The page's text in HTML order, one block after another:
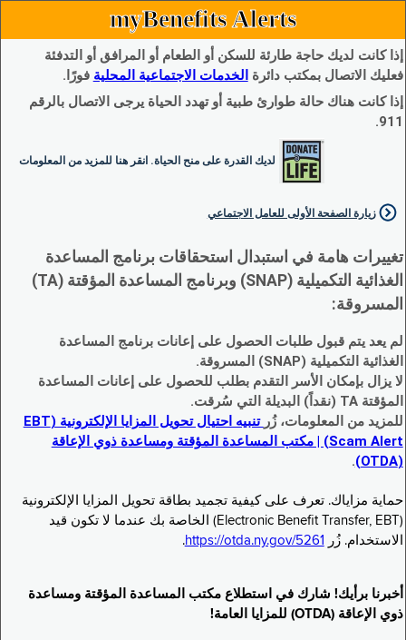
myBenefits Alerts
إذا كانت لديك حاجة طارئة للسكن أو الطعام أو المرافق أو التدفئة
فعليك الاتصال بمكتب دائرة الخدمات الاجتماعية المحلية فورًا.
إذا كانت هناك حالة طوارئ طبية أو تهدد الحياة يرجى الاتصال بالرقم
911.
لديك القدرة على منح الحياة. انقر هنا للمزيد من المعلومات
زيارة الصفحة الأولى للعامل الاجتماعي
تغييرات هامة في استبدال استحقاقات برنامج المساعدة
الغذائية التكميلية (SNAP) وبرنامج المساعدة المؤقتة (TA)
المسروقة:
لم يعد يتم قبول طلبات الحصول على إعانات برنامج المساعدة
الغذائية التكميلية (SNAP) المسروقة.
لا يزال بإمكان الأسر التقدم بطلب للحصول على إعانات المساعدة
المؤقتة TA (نقداً) البديلة التي سُرقت.
للمزيد من المعلومات، زُر
تنبيه احتيال تحويل المزايا الإلكترونية (EBT
Scam Alert) | مكتب المساعدة المؤقتة ومساعدة ذوي الإعاقة
(OTDA)
.
حماية مزاياك. تعرف على كيفية تجميد بطاقة تحويل المزايا الإلكترونية
(Electronic Benefit Transfer, EBT) الخاصة بك عندما لا تكون قيد
الاستخدام. زُر
https://otda.ny.gov/5261
.
أخبرنا برأيك! شارك في استطلاع مكتب المساعدة المؤقتة ومساعدة
ذوي الإعاقة (OTDA) للمزايا العامة!